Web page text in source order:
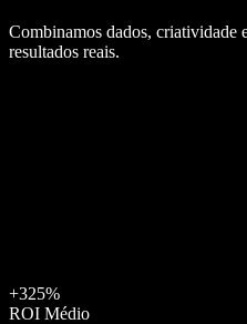
Combinamos dados, criatividade
resultados reais.
+325%
ROI Médio